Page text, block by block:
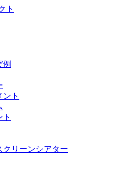
例
ト
クリーンシアター